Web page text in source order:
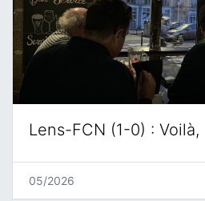
Lens-FCN (1-0) : Voilà,
05/2026